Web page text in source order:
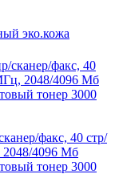
эко.кожа
факс, 40 стр/
4096 Мб
тонер 3000